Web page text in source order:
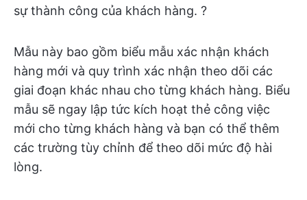
sự thành công của khách hàng. ?
Mẫu này bao gồm biểu mẫu xác nhận khách
hàng mới và quy trình xác nhận theo dõi các
giai đoạn khác nhau cho từng khách hàng. Biểu
mẫu sẽ ngay lập tức kích hoạt thẻ công việc
mới cho từng khách hàng và bạn có thể thêm
các trường tùy chỉnh để theo dõi mức độ hài
lòng.